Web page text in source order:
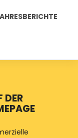
DER